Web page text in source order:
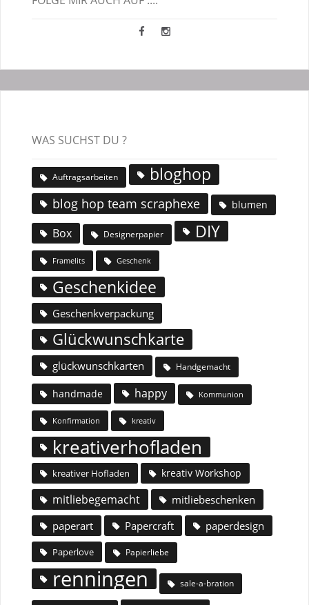
WAS SUCHST DU ?
Auftragsarbeiten bloghop
blog hop team scraphexe blumen
Box Designerpapier DIY
Framelits Geschenk
Geschenkidee
Geschenkverpackung
Glückwunschkarte
glückwunschkarten Handgemacht
handmade happy Kommunion
Konfirmation kreativ
kreativerhofladen
kreativer Hofladen kreativ Workshop
mitliebegemacht
mitliebeschenken
paperart
Papercraft paperdesign
Paperlove Papierliebe
renningen sale-a-bration